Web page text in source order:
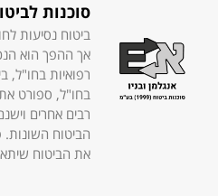
סוכנות
ביטוח נסיעות
אך ההפך הוא
רפואיות בחו"ל,
בחו"ל, ספורט
רבים אחרים
הביטוח השונות.
את הביטוח